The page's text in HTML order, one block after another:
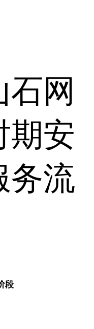
石网
期安
务流
段